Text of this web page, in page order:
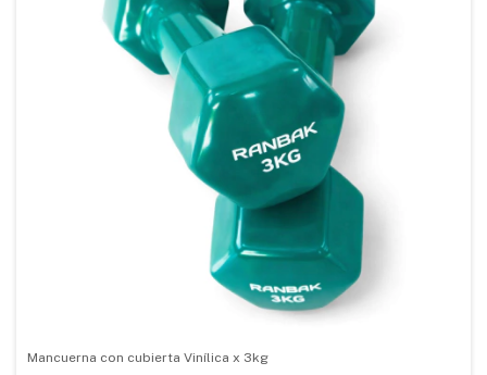
Mancuerna con cubierta Vinílica x 3kg